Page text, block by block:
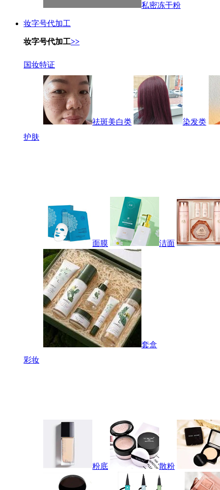
私密冻干粉
妆字号代加工
妆字号代加工>>
国妆特证
祛斑美白类
染发类
护肤
面膜 洁面
套盒
彩妆
粉底 散粉